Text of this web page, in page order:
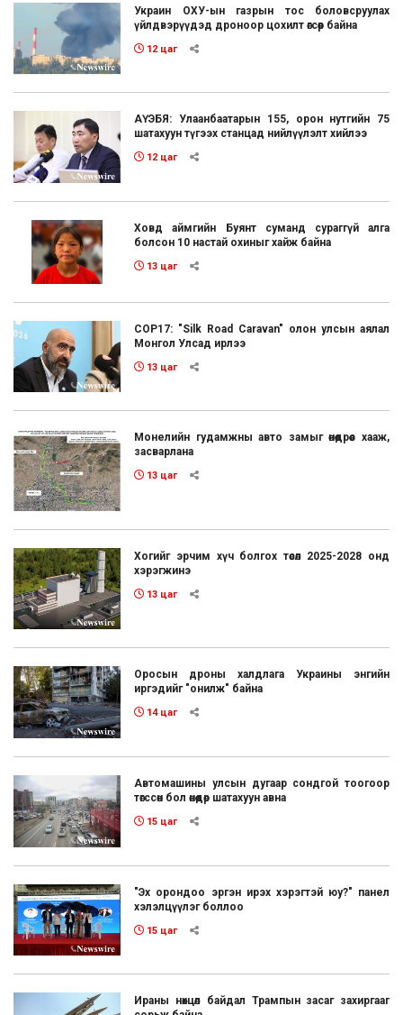
Украин ОХУ-ын газрын тос боловсруулах
үйлдвэрүүдэд дроноор цохилт өгсөөр байна
12 цаг
АҮЭБЯ: Улаанбаатарын 155, орон нутгийн 75
шатахуун түгээх станцад нийлүүлэлт хийлээ
12 цаг
Ховд аймгийн Буянт суманд сураггүй алга
болсон 10 настай охиныг хайж байна
13 цаг
COP17: "Silk Road Caravan" олон улсын аялал
Монгол Улсад ирлээ
13 цаг
Монелийн гудамжны авто замыг өнөөдрөөс хааж,
засварлана
13 цаг
Хогийг эрчим хүч болгох төсөл 2025-2028 онд
хэрэгжинэ
13 цаг
Оросын дроны халдлага Украины энгийн
иргэдийг "онилж" байна
14 цаг
Автомашины улсын дугаар сондгой тоогоор
төгссөн бол өнөөдөр шатахуун авна
15 цаг
"Эх орондоо эргэн ирэх хэрэгтэй юу?" панел
хэлэлцүүлэг боллоо
15 цаг
Ираны нөхцөл байдал Трампын засаг захиргааг